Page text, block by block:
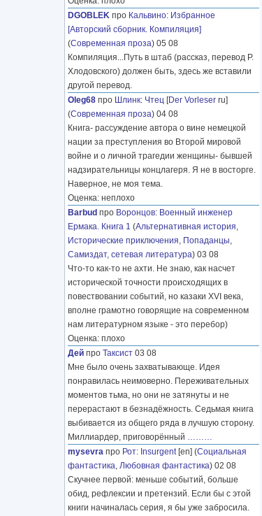
DGOBLEK про Кальвино: Избранное
[Авторский сборник. Компиляция]
(Современная проза) 05 08
Компиляция...Путь в штаб (рассказ, перевод Р.
Хлодовского) должен быть, здесь же вставили
другой перевод.
Oleg68 про Шлинк: Чтец [Der Vorleser ru]
(Современная проза) 04 08
Книга- рассуждение автора о вине немецкой
нации за преступления во Второй мировой
войне и о личной трагедии женщины- бывшей
надзирательницы концлагеря. Я не в восторге.
Наверное, не моя тема.
Оценка: неплохо
Barbud про Воронцов: Военный инженер
Ермака. Книга 1 (Альтернативная история,
Исторические приключения, Попаданцы,
Самиздат, сетевая литература) 03 08
Что-то как-то не ахти. Не знаю, как насчет
исторической точности происходящих в
повествовании событий, но казаки XVI века,
вполне грамотно говорящие на современном
нам литературном языке - это перебор)
Оценка: плохо
Дей про Таксист 03 08
Мне было очень захватывающе. Идея
понравилась неимоверно. Переживательных
моментов тьма, но они не затянуты и не
перерастают в безнадёжность. Седьмая книга
выбивается из общего ряда в лучшую сторону.
Миллиардер, приговорённый ………
mysevra про Рот: Insurgent[en] (Социальная
фантастика, Любовная фантастика) 02 08
Скучнее первой: меньше событий, больше
обид, рефлексии и претензий. Если бы с этой
книги начиналась серия, я бы уже забросила.